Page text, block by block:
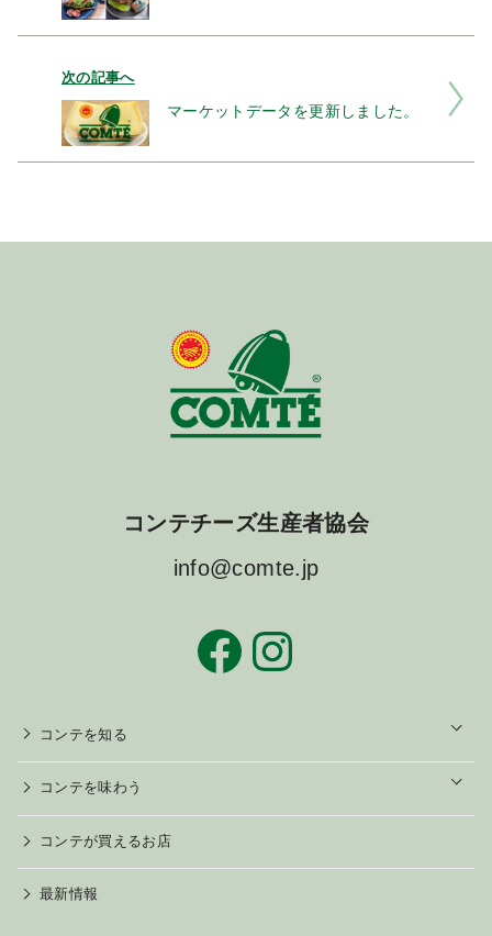
次の記事へ
マーケットデータを更新しました。
コンテチーズ生産者協会
info@comte.jp
Facebook Instagram
コンテを知る
o
コンテを味わう
o
コンテが買えるお店
最新情報